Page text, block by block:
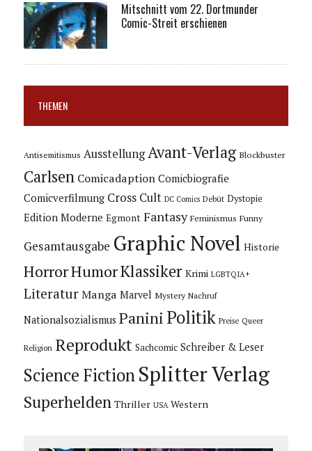
Mitschnitt vom 22. Dortmunder
Comic-Streit erschienen
THEMEN
Antisemitismus Ausstellung Avant-Verlag Blockbuster
Carlsen Comicadaption Comicbiografie
Comicverfilmung Cross Cult DC Comics Debüt Dystopie
Edition Moderne Egmont Fantasy Feminismus Funny
Gesamtausgabe Graphic Novel Historie
HorrorHumorKlassiker Krimi LGBTQIA+
Literatur Manga Marvel Mystery Nachruf
Nationalsozialismus Panini Politik Preise Queer
Religion Reprodukt Sachcomic Schreiber & Leser
Science Fiction Splitter Verlag
Superhelden Thriller USA Western